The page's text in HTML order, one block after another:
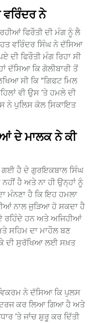
ਨੇ
ਫਿਰੌਤੀ ਦੀ ਮੰਗ ਨੂੰ ਲੈ
ਵਰਿੰਦਰ ਸਿੰਘ ਨੇ ਦੱਸਿਆ
ਫਿਰੌਤੀ ਮੰਗ ਰਿਹਾ ਸੀ
ਦੱਸਿਆ ਕਿ ਗੋਲੀਬਾਰੀ ਤੋਂ
ਸੀ ਕਿ “ਗਿਫਟ ਮਿਲ
ਵੀ ਉਸ ’ਤੇ ਹਮਲੇ ਦੀ
ਨੇ ਪੁਲਿਸ ਕੋਲ ਸਿ਼ਕਾਇਤ
ਦੇ ਮਾਲਕ ਨੇ ਕੀ
ਗਈ ਹੈ ਦੇ ਗੁਰਇਕਬਾਲ ਸਿੰਘ
ਹੈ ਅਤੇ ਨਾ ਹੀ ਉਨ੍ਹਾਂ ਨੂੰ
ਮੰਨਣਾ ਹੈ ਕਿ ਇਹ ਹਮਲਾ
ਨਾਲ ਜੁੜਿਆ ਹੋ ਸਕਦਾ ਹੈ
ਰਹਿੰਦੇ ਹਨ ਅਤੇ ਅਜਿਹੀਆਂ
ਸਹਿਮ ਦਾ ਮਾਹੌਲ ਬਣ
ਦੀ ਸੁਰੱਖਿਆ ਲਈ ਸਖ਼ਤ
ਨੇ ਦੱਸਿਆ ਕਿ ਪੁਲਸ
ਦਰਜ ਕਰ ਲਿਆ ਗਿਆ ਹੈ ਅਤੇ
’ਤੇ ਜਾਂਚ ਸ਼ੁਰੂ ਕਰ ਦਿੱਤੀ